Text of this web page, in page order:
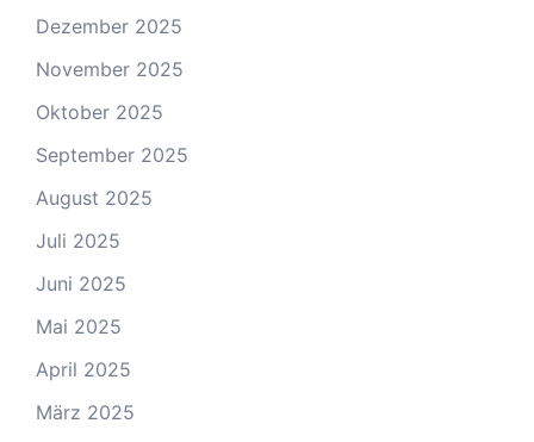
Dezember 2025
November 2025
Oktober 2025
September 2025
August 2025
Juli 2025
Juni 2025
Mai 2025
April 2025
März 2025